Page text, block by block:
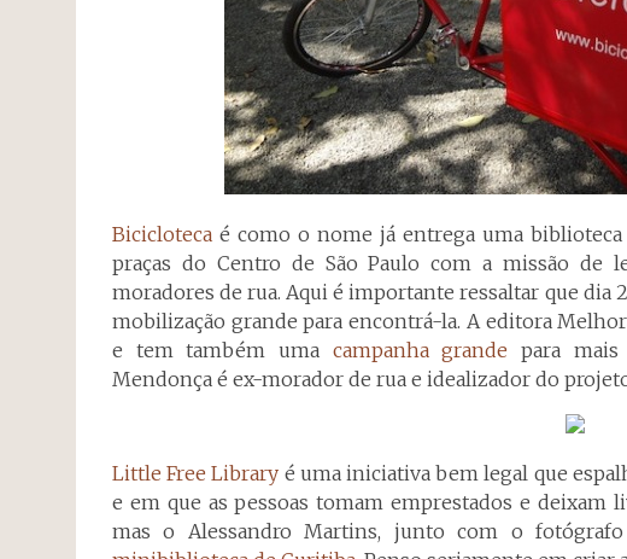
Bicicloteca é como o nome já entrega uma
praças do Centro de São Paulo com a missão de
moradores de rua. Aqui é importante ressaltar que dia
mobilização grande para encontrá-la. A editora
e tem também uma campanha grande para mais
Mendonça é ex-morador de rua e idealizador do
Little Free Library é uma iniciativa bem legal que
e em que as pessoas tomam emprestados e deixam
mas o Alessandro Martins, junto com o